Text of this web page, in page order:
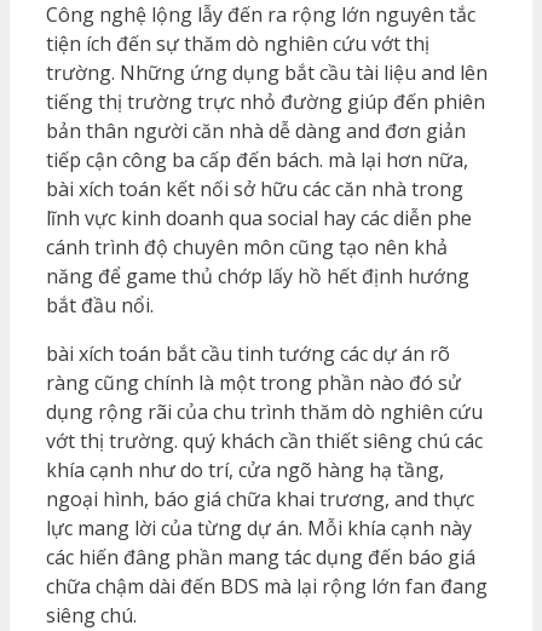
Công nghệ lộng lẫy đến ra rộng lớn nguyên tắc
tiện ích đến sự thăm dò nghiên cứu vớt thị
trường. Những ứng dụng bắt cầu tài liệu and lên
tiếng thị trường trực nhỏ đường giúp đến phiên
bản thân người căn nhà dễ dàng and đơn giản
tiếp cận công ba cấp đến bách. mà lại hơn nữa,
bài xích toán kết nối sở hữu các căn nhà trong
lĩnh vực kinh doanh qua social hay các diễn phe
cánh trình độ chuyên môn cũng tạo nên khả
năng để game thủ chớp lấy hồ hết định hướng
bắt đầu nổi.
bài xích toán bắt cầu tinh tướng các dự án rõ
ràng cũng chính là một trong phần nào đó sử
dụng rộng rãi của chu trình thăm dò nghiên cứu
vớt thị trường. quý khách cần thiết siêng chú các
khía cạnh như do trí, cửa ngõ hàng hạ tầng,
ngoại hình, báo giá chữa khai trương, and thực
lực mang lời của từng dự án. Mỗi khía cạnh này
các hiến đâng phần mang tác dụng đến báo giá
chữa chậm dài đến BDS mà lại rộng lớn fan đang
siêng chú.